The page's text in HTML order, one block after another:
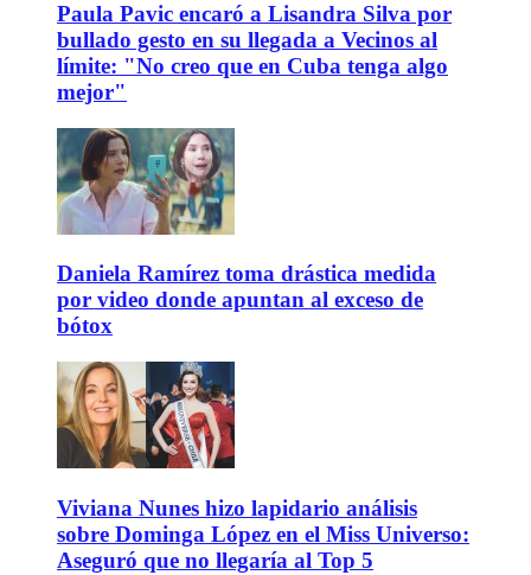
Paula Pavic encaró a Lisandra Silva por
bullado gesto en su llegada a Vecinos al
límite: "No creo que en Cuba tenga algo
mejor"
Daniela Ramírez toma drástica medida
por video donde apuntan al exceso de
bótox
Viviana Nunes hizo lapidario análisis
sobre Dominga López en el Miss Universo:
Aseguró que no llegaría al Top 5